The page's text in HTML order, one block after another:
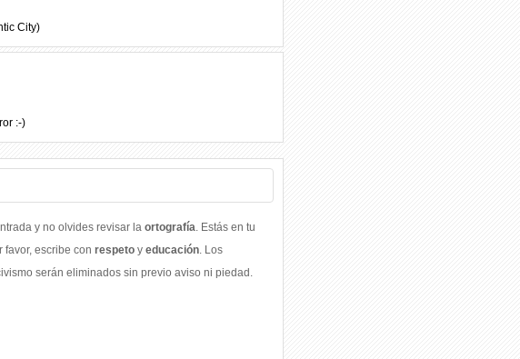
City)
:-)
y no olvides revisar la ortografía. Estás en tu
escribe con respeto y educación. Los
serán eliminados sin previo aviso ni piedad.